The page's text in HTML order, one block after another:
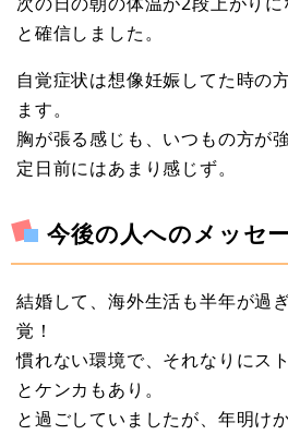
と確信しました。
自覚症状は想像妊娠してた時の
ます。
胸が張る感じも、いつもの方が
定日前にはあまり感じず。
今後の人へのメッセ
結婚して、海外生活も半年が過
覚！
慣れない環境で、それなりにス
とケンカもあり。
と過ごしていましたが、年明け